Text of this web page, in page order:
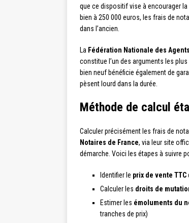
que ce dispositif vise à encourager
bien à 250 000 euros, les frais de
dans l’ancien.
La Fédération Nationale des
constitue l’un des arguments les
bien neuf bénéficie également de
pèsent lourd dans la durée.
Méthode de calcul
Calculer précisément les frais de
Notaires de France, via leur site
démarche. Voici les étapes à suivre
Identifier le prix de vente TTC
Calculer les droits de
Estimer les émoluments du
tranches de prix)